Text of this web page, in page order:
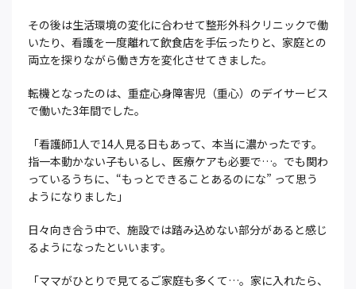
その後は生活環境の変化に合わせて整形外科クリニックで働
いたり、看護を一度離れて飲食店を手伝ったりと、家庭との
両立を探りながら働き方を変化させてきました。
転機となったのは、重症心身障害児（重心）のデイサービス
で働いた3年間でした。
「看護師1人で14人見る日もあって、本当に濃かったです。
指一本動かない子もいるし、医療ケアも必要で…。でも関わ
っているうちに、“もっとできることあるのにな” って思う
ようになりました」
日々向き合う中で、施設では踏み込めない部分があると感じ
るようになったといいます。
「ママがひとりで見てるご家庭も多くて…。家に入れたら、